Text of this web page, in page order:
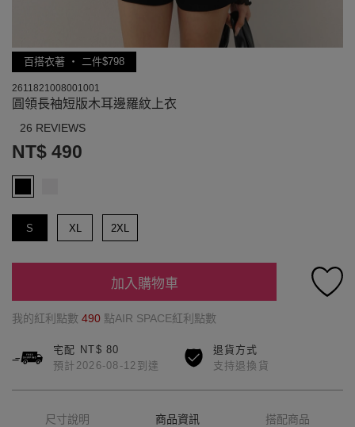
百搭衣著 ‧ 二件$798
2611821008001001
圓領長袖短版木耳邊羅紋上衣
26 REVIEWS
NT$ 490
S XL 2XL
加入購物車
我的紅利點數 490 點AIR SPACE紅利點數
宅配 NT$ 80
預計2026-08-12到達
退貨方式
支持退換貨
尺寸說明 商品資訊 搭配商品